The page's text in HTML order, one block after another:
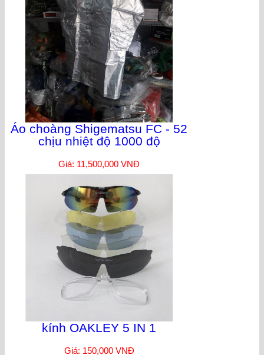
Áo choàng Shigematsu FC - 52
chịu nhiệt độ 1000 độ
Giá: 11,500,000 VNĐ
kính OAKLEY 5 IN 1
Giá: 150,000 VNĐ